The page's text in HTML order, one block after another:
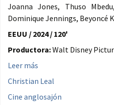
Joanna Jones, Thuso
Dominique Jennings, Beyoncé
EEUU / 2024 / 120'
Productora:Walt Disney
Leer más
Christian Leal
Cine anglosajón